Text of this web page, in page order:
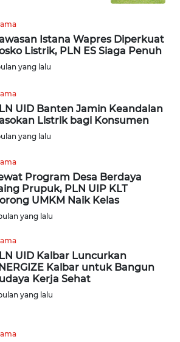
Istana Wapres Diperkuat
Listrik, PLN ES Siaga Penuh
yang lalu
UID Banten Jamin Keandalan
Listrik bagi Konsumen
yang lalu
Program Desa Berdaya
Prupuk, PLN UIP KLT
UMKM Naik Kelas
yang lalu
UID Kalbar Luncurkan
Kalbar untuk Bangun
Kerja Sehat
yang lalu